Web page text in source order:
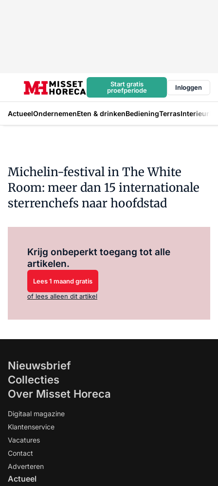
Start gratis
proefperiode
Inloggen
ActueelOndernemenEten & drinkenBedieningTerrasInterieur
Michelin-festival in The White
Room: meer dan 15 internationale
sterrenchefs naar hoofdstad
Krijg onbeperkt toegang tot alle
artikelen.
Lees 1 maand gratis
of lees alleen dit artikel
Nieuwsbrief
Collecties
Over Misset Horeca
Digitaal magazine
Klantenservice
Vacatures
Contact
Adverteren
Actueel